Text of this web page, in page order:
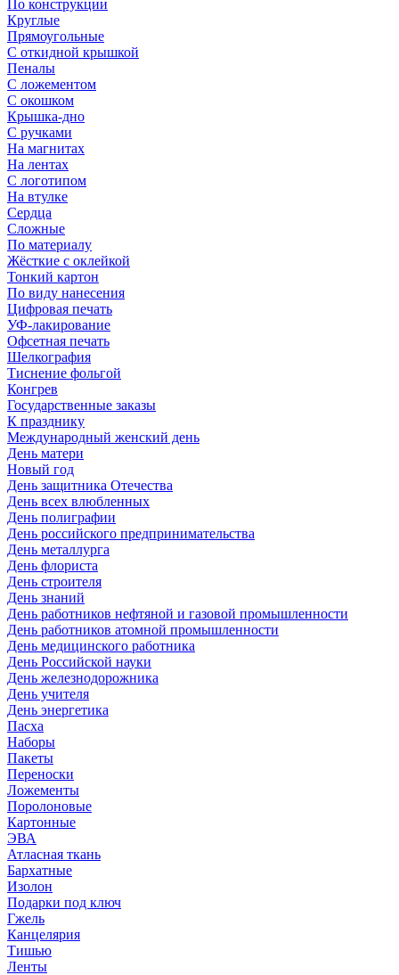
По конструкции
Круглые
Прямоугольные
С откидной крышкой
Пеналы
С ложементом
С окошком
Крышка-дно
С ручками
На магнитах
На лентах
С логотипом
На втулке
Сердца
Сложные
По материалу
Жёсткие с оклейкой
Тонкий картон
По виду нанесения
Цифровая печать
УФ-лакирование
Офсетная печать
Шелкография
Тиснение фольгой
Конгрев
Государственные заказы
К празднику
Международный женский день
День матери
Новый год
День защитника Отечества
День всех влюбленных
День полиграфии
День российского предпринимательства
День металлурга
День флориста
День строителя
День знаний
День работников нефтяной и газовой промышленности
День работников атомной промышленности
День медицинского работника
День Российской науки
День железнодорожника
День учителя
День энергетика
Пасха
Наборы
Пакеты
Переноски
Ложементы
Поролоновые
Картонные
ЭВА
Атласная ткань
Бархатные
Изолон
Подарки под ключ
Гжель
Канцелярия
Тишью
Ленты